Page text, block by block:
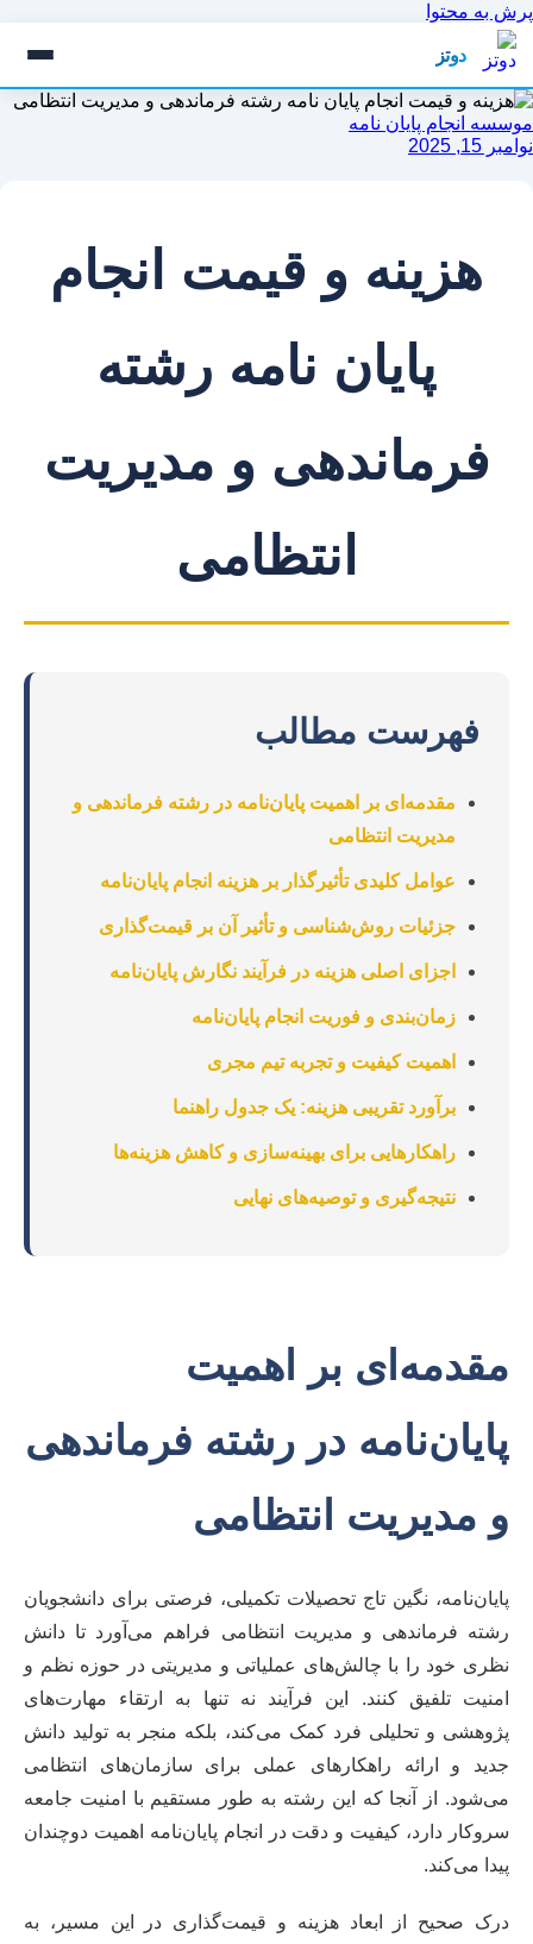
پرش به محتوا
دوتز
موسسه انجام پایان نامه
نوامبر 15, 2025
هزینه و قیمت انجام
پایان نامه رشته
فرماندهی و مدیریت
انتظامی
فهرست مطالب
مقدمه‌ای بر اهمیت پایان‌نامه در رشته فرماندهی و
مدیریت انتظامی
عوامل کلیدی تأثیرگذار بر هزینه انجام پایان‌نامه
جزئیات روش‌شناسی و تأثیر آن بر قیمت‌گذاری
اجزای اصلی هزینه در فرآیند نگارش پایان‌نامه
زمان‌بندی و فوریت انجام پایان‌نامه
اهمیت کیفیت و تجربه تیم مجری
برآورد تقریبی هزینه: یک جدول راهنما
راهکارهایی برای بهینه‌سازی و کاهش هزینه‌ها
نتیجه‌گیری و توصیه‌های نهایی
مقدمه‌ای بر اهمیت
پایان‌نامه در رشته فرماندهی
و مدیریت انتظامی
پایان‌نامه، نگین تاج تحصیلات تکمیلی، فرصتی برای دانشجویان
رشته فرماندهی و مدیریت انتظامی فراهم می‌آورد تا دانش
نظری خود را با چالش‌های عملیاتی و مدیریتی در حوزه نظم و
امنیت تلفیق کنند. این فرآیند نه تنها به ارتقاء مهارت‌های
پژوهشی و تحلیلی فرد کمک می‌کند، بلکه منجر به تولید دانش
جدید و ارائه راهکارهای عملی برای سازمان‌های انتظامی
می‌شود. از آنجا که این رشته به طور مستقیم با امنیت جامعه
سروکار دارد، کیفیت و دقت در انجام پایان‌نامه اهمیت دوچندان
پیدا می‌کند.
درک صحیح از ابعاد هزینه و قیمت‌گذاری در این مسیر، به